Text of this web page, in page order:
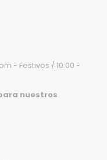
- Festivos / 10:00 -
nuestros